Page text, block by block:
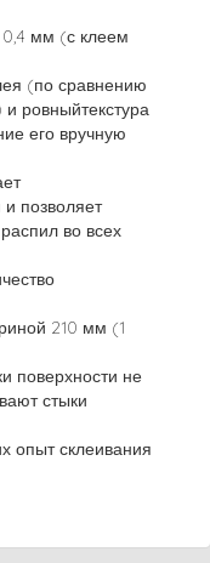
мм (с клеем
(по сравнению
ровныйтекстура
его вручную
и позволяет
во всех
210 ​​мм (1
поверхности не
стыки
опыт склеивания